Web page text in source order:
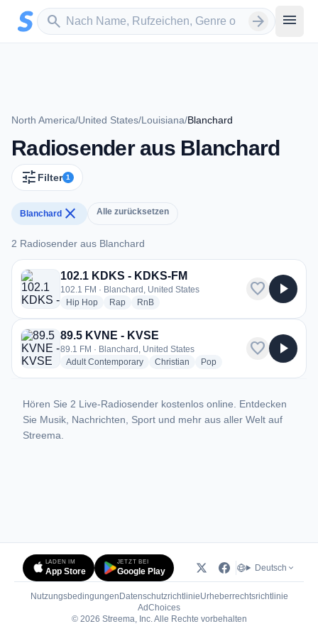
Zum Hauptinhalt springen
search
Sender suchen arrow_forward menu
North America/United States/Louisiana/Blanchard
Radiosender aus Blanchard
tune Filter 1
Blanchard close Alle zurücksetzen
2 Radiosender aus Blanchard
2 Radiosender aus Blanchard
102.1 KDKS - KDKS-FM
102.1 FM · Blanchard, United States
Hip Hopradio stations
Rapradio stations
RnBradio stations
favorite play_arrow
89.5 KVNE - KVSE
89.1 FM · Blanchard, United States
Adult Contemporaryradio stations
Christian radio stations
Popradio stations
favorite play_arrow
Hören Sie 2 Live-Radiosender kostenlos online. Entdecken
Sie Musik, Nachrichten, Sport und mehr aus aller Welt auf
Streema.
LADEN IM
App Store
JETZT BEI
Google Play Deutsch
Nutzungsbedingungen DatenschutzrichtlinieUrheberrechtsrichtlinie
AdChoices(öffnet in neuem Tab)
© 2026 Streema, Inc. Alle Rechte vorbehalten